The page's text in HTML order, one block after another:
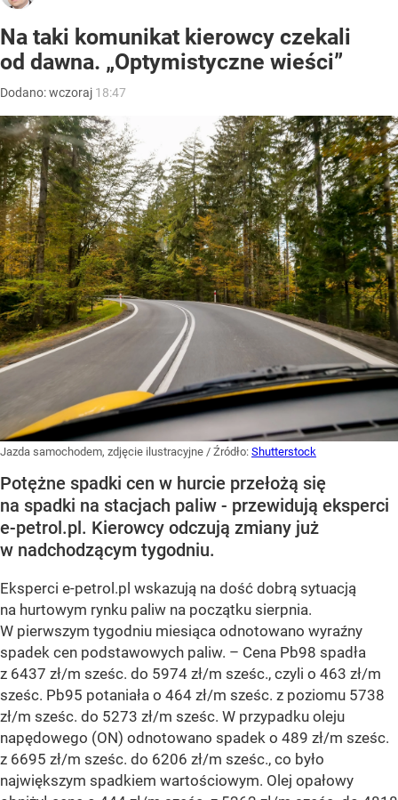
Na taki komunikat kierowcy czekali
od dawna. „Optymistyczne wieści”
Dodano:wczoraj 18:47
Jazda samochodem, zdjęcie ilustracyjne / Źródło: Shutterstock
Potężne spadki cen w hurcie przełożą się
na spadki na stacjach paliw - przewidują eksperci
e-petrol.pl. Kierowcy odczują zmiany już
w nadchodzącym tygodniu.
Eksperci e-petrol.pl wskazują na dość dobrą sytuacją
na hurtowym rynku paliw na początku sierpnia.
W pierwszym tygodniu miesiąca odnotowano wyraźny
spadek cen podstawowych paliw. – Cena Pb98 spadła
z 6437 zł/m sześc. do 5974 zł/m sześc., czyli o 463 zł/m
sześc. Pb95 potaniała o 464 zł/m sześc. z poziomu 5738
zł/m sześc. do 5273 zł/m sześc. W przypadku oleju
napędowego (ON) odnotowano spadek o 489 zł/m sześc.
z 6695 zł/m sześc. do 6206 zł/m sześc., co było
największym spadkiem wartościowym. Olej opałowy